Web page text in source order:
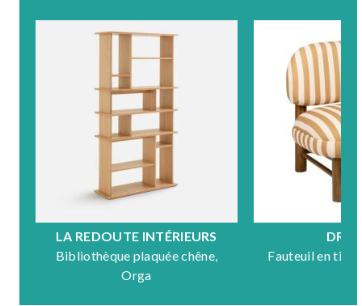
LA REDOUTE INTÉRIEURS
Bibliothèque plaquée chêne,
Orga
Fauteuil en